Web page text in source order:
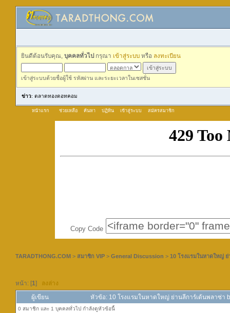
ยินดีต้อนรับคุณ, บุคคลทั่วไป กรุณา เข้าสู่ระบบ หรือ ลงทะเบียน
เข้าสู่ระบบด้วยชื่อผู้ใช้ รหัสผ่าน และระยะเวลาในเซสชั่น
ข่าว: ตลาดทองดอทคอม
หน้าแรก ช่วยเหลือ ค้นหา ปฏิทิน เข้าสู่ระบบ สมัครสมาชิก
Copy Code
TARADTHONG.COM > สมาชิก VIP > General Discussion > 10 โรงแรมในหาดใหญ่
หน้า: [1] ลงล่าง
ผู้เขียน หัวข้อ: 10 โรงแรมในหาดใหญ่ ย่านลีการ์เด้นพลาซ่า
0 สมาชิก และ 1 บุคคลทั่วไป กำลังดูหัวข้อนี้